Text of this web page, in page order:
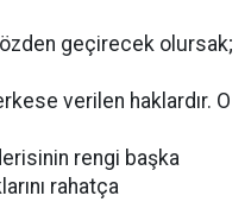
geçirecek olursak;
verilen haklardır. O
rengi başka
rahatça